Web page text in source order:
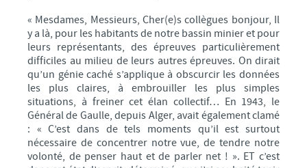
« Mesdames, Messieurs, Cher(e)s collègues bonjour, Il
y a là, pour les habitants de notre bassin minier et pour
leurs représentants, des épreuves particulièrement
difficiles au milieu de leurs autres épreuves. On dirait
qu’un génie caché s’applique à obscurcir les données
les plus claires, à embrouiller les plus simples
situations, à freiner cet élan collectif… En 1943, le
Général de Gaulle, depuis Alger, avait également clamé
: « C’est dans de tels moments qu’il est surtout
nécessaire de concentrer notre vue, de tendre notre
volonté, de penser haut et de parler net ! ». ET c’est